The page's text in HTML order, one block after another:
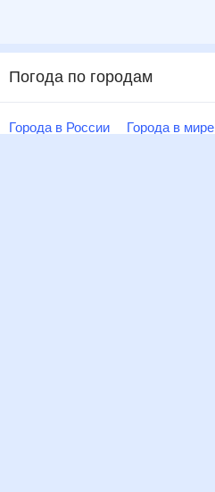
Погода по городам
Города в России Города в мире